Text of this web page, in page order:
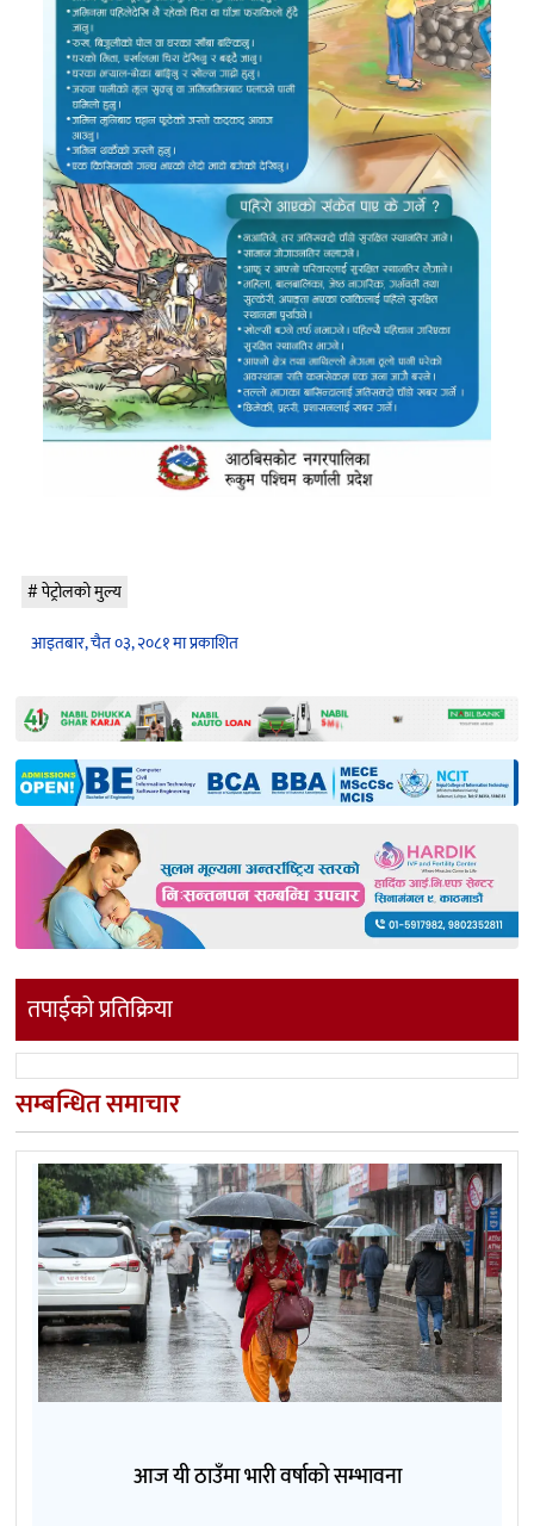
पेट्रोलको मुल्य
आइतबार, चैत ०३, २०८१ मा प्रकाशित
तपाईको प्रतिक्रिया
सम्बन्धित समाचार
आज यी ठाउँमा भारी वर्षाको सम्भावना